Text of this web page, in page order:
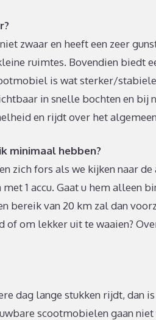
zwaar en heeft een zeer
ruimtes. Bovendien biedt
is wat sterker/
in snelle bochten en bij
en rijdt over het
minimaal hebben?
zich fors als we kijken naar
1 accu. Gaat u hem alleen
bereik van 20 km zal dan
of om lekker uit te waaien?
dag lange stukken rijdt, dan
scootmobielen gaan